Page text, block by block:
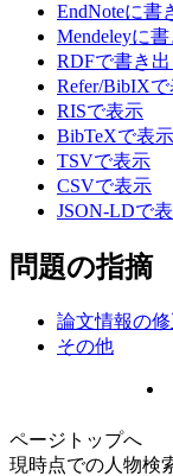
EndNoteに書
Mendeleyに
RDFで書き出
Refer/BibIX
RISで表示
BibTeXで表示
TSVで表示
CSVで表示
JSON-LDで
問題の指摘
論文情報の修
その他
ページトップへ
現時点での人物検